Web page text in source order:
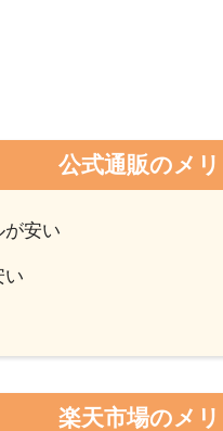
公式通販のメリ
が安い
い
楽天市場のメリ